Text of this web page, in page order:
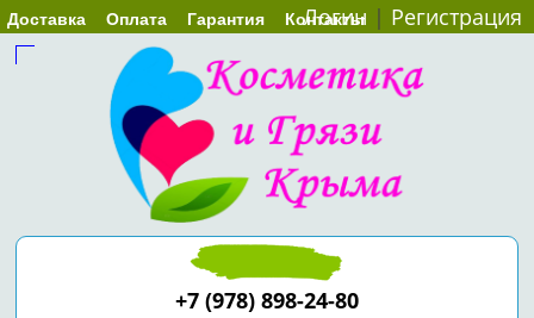
Доставка Оплата Гарантия Контакты
Логин | Регистрация
+7 (978) 898-24-80